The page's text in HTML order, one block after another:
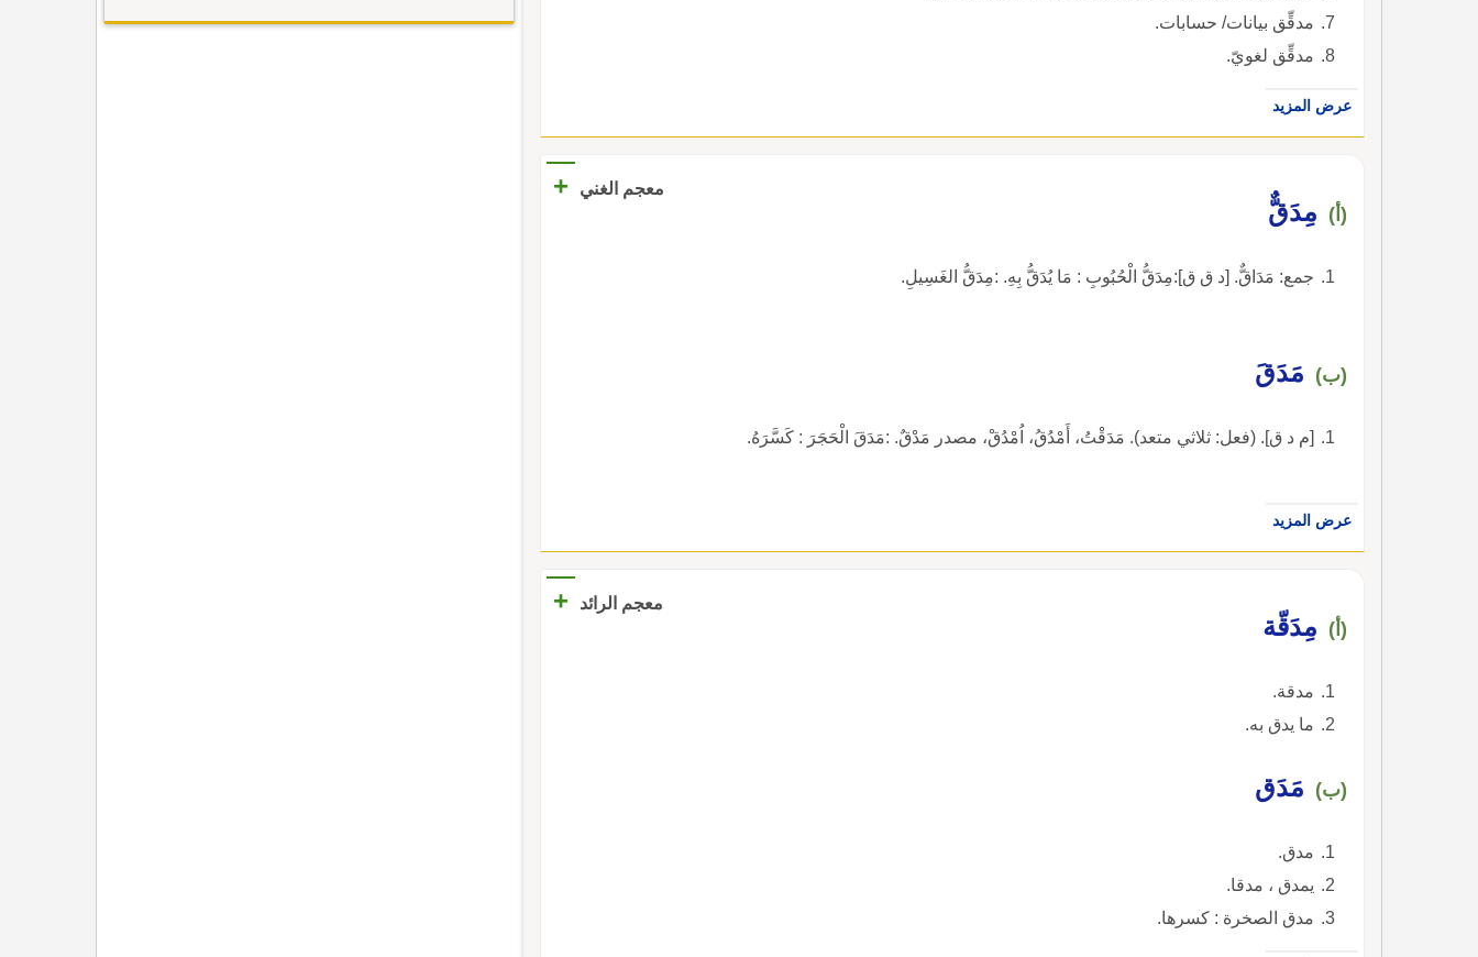
مدقِّق بيانات/ حسابات.
مدقِّق لغويّ.
عرض المزيد
معجم الغني +
(أ) مِدَقٌّ
جمع: مَدَاقٌّ. [د ق ق]:مِدَقُّ الْحُبُوبِ : مَا يُدَقُّ بِهِ. :مِدَقُّ الغَسِيلِ.
(ب) مَدَقَ
[م د ق]. (فعل: ثلاثي متعد). مَدَقْتُ، أَمْدُقُ، اُمْدُقْ، مصدر مَدْقٌ. :مَدَقَ الْحَجَرَ : كَسَّرَهُ.
عرض المزيد
معجم الرائد +
(أ) مِدَقّة
مدقة.
ما يدق به.
(ب) مَدَق
مدق.
يمدق ، مدقا.
مدق الصخرة : كسرها.